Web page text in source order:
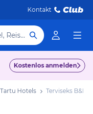
Kontakt
Hotel, Reiseziel
Kostenlos anmelden
Tartu Hotels Terviseks B&B